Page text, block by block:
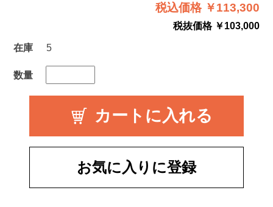
税込価格 ￥113,300
税抜価格 ￥103,000
在庫
5
数量
お気に入りに登録